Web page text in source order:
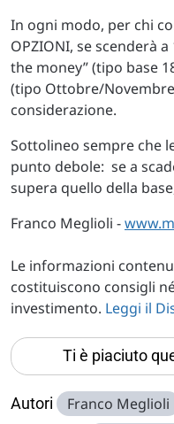
In ogni modo, per chi
OPZIONI, se scenderà a
the money” (tipo base
(tipo Ottobre/
considerazione.
Sottolineo sempre che
punto debole: se a
supera quello della
Franco Meglioli -
Le informazioni
costituiscono consigli
investimento. Leggi il
Ti è piaciuto
Autori Franco Meglioli